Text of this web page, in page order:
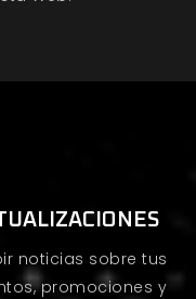
noticias sobre tus
promociones y